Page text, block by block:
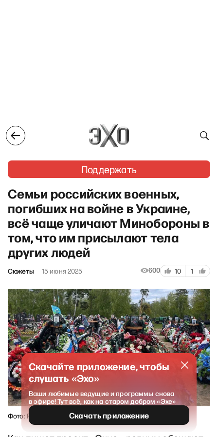
Поддержать
Семьи российских военных,
погибших на войне в Украине,
всё чаще уличают Минобороны в
том, что им присылают тела
других людей
Сюжеты 15 июня 2025 600 10 1
Фото: Freedom.UA
Скачайте приложение, чтобы
слушать «Эхо»
Ваши любимые ведущие и программы снова
в эфире! Тут всё, как на старом добром «Эхе»
Скачать приложение